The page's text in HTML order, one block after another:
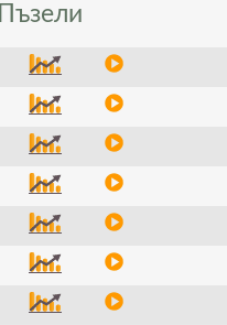
Пъзели